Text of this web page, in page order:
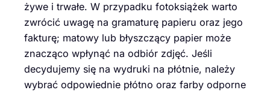
żywe i trwałe. W przypadku fotoksiążek warto
zwrócić uwagę na gramaturę papieru oraz jego
fakturę; matowy lub błyszczący papier może
znacząco wpłynąć na odbiór zdjęć. Jeśli
decydujemy się na wydruki na płótnie, należy
wybrać odpowiednie płótno oraz farby odporne